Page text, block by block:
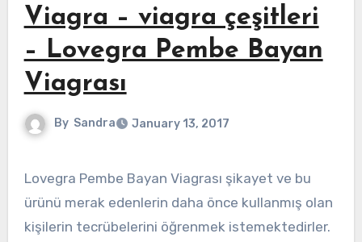
Viagra – viagra çeşitleri
– Lovegra Pembe Bayan
Viagrası
By Sandra January 13, 2017
Lovegra Pembe Bayan Viagrası şikayet ve bu
ürünü merak edenlerin daha önce kullanmış olan
kişilerin tecrübelerini öğrenmek istemektedirler.